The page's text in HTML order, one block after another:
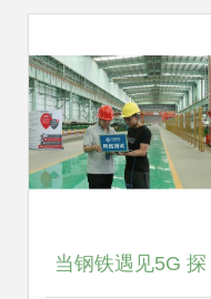
北三省一区第一的
运营之道
当钢铁遇见5G 探